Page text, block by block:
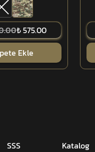
₺ 575.00
Ekle
SSS Katalog